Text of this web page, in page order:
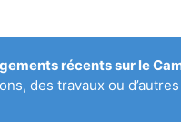
récents sur le
des travaux ou